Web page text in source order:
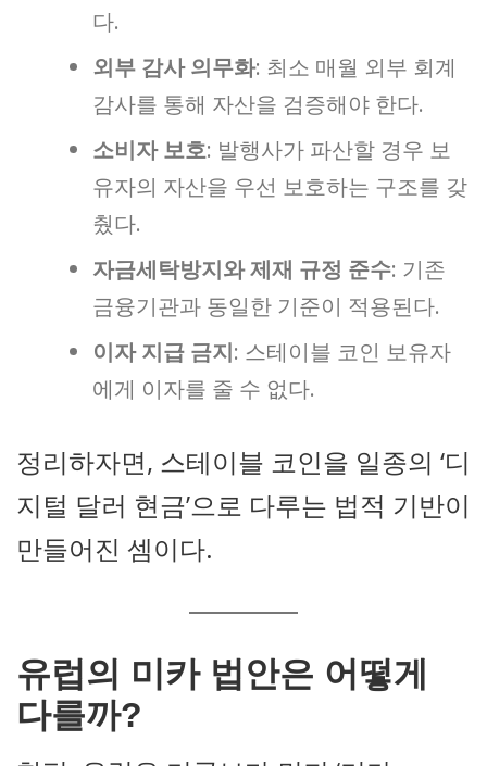
다.
외부 감사 의무화: 최소 매월 외부 회계
감사를 통해 자산을 검증해야 한다.
소비자 보호: 발행사가 파산할 경우 보
유자의 자산을 우선 보호하는 구조를 갖
췄다.
자금세탁방지와 제재 규정 준수: 기존
금융기관과 동일한 기준이 적용된다.
이자 지급 금지: 스테이블 코인 보유자
에게 이자를 줄 수 없다.
정리하자면, 스테이블 코인을 일종의 ‘디
지털 달러 현금’으로 다루는 법적 기반이
만들어진 셈이다.
유럽의 미카 법안은 어떻게
다를까?